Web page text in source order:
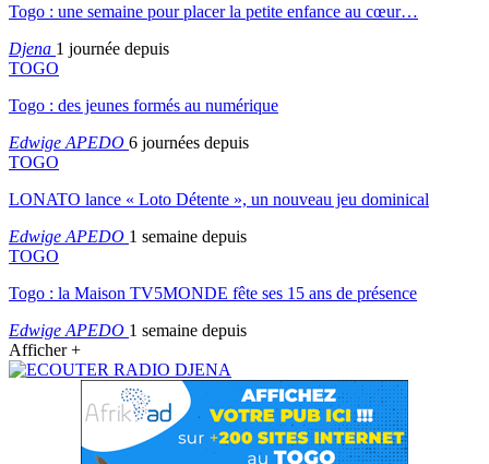
Togo : une semaine pour placer la petite enfance au cœur…
Djena 1 journée depuis
TOGO
Togo : des jeunes formés au numérique
Edwige APEDO 6 journées depuis
TOGO
LONATO lance « Loto Détente », un nouveau jeu dominical
Edwige APEDO 1 semaine depuis
TOGO
Togo : la Maison TV5MONDE fête ses 15 ans de présence
Edwige APEDO 1 semaine depuis
Afficher +